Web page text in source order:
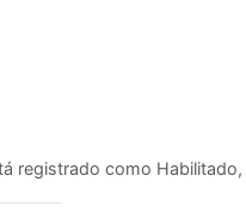
registrado como